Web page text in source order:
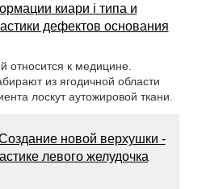
киари i типа и
дефектов основания
относится к медицине.
из ягодичной области
лоскут аутожировой ткани.
новой верхушки -
левого желудочка